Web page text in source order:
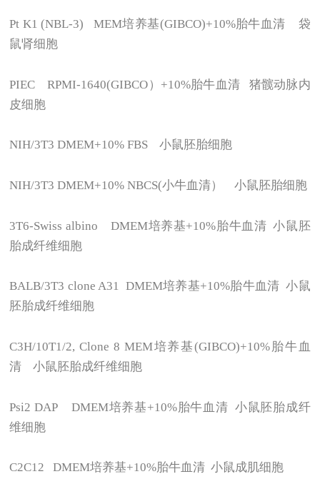
Pt K1 (NBL-3) MEM培养基(GIBCO)+10%胎牛血清 袋
鼠肾细胞
PIEC RPMI-1640(GIBCO ）+10%胎牛血清 猪髋动脉内
皮细胞
NIH/3T3 DMEM+10% FBS小鼠胚胎细胞
NIH/3T3 DMEM+10% NBCS(小牛血清） 小鼠胚胎细胞
3T6-Swiss albino DMEM培养基+10%胎牛血清 小鼠胚
胎成纤维细胞
BALB/3T3 clone A31 DMEM培养基+10%胎牛血清 小鼠
胚胎成纤维细胞
C3H/10T1/2, Clone 8 MEM培养基(GIBCO)+10%胎牛血
清 小鼠胚胎成纤维细胞
Psi2 DAP DMEM培养基+10%胎牛血清 小鼠胚胎成纤
维细胞
C2C12 DMEM培养基+10%胎牛血清 小鼠成肌细胞